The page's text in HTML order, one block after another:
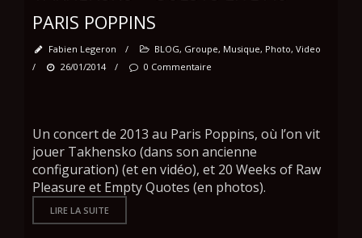
PARIS POPPINS
Fabien Legeron / BLOG, Groupe, Musique, Photo, Video
/
26/01/2014 / 0 Commentaire
Un concert de 2013 au Paris Poppins, où l’on vit
jouer Takhensko (dans son ancienne
configuration) (et en vidéo), et 20 Weeks of Raw
Pleasure et Empty Quotes (en photos).
LIRE LA SUITE